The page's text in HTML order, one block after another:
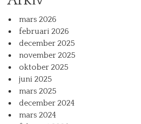
mars 2026
februari 2026
december 2025
november 2025
oktober 2025
juni 2025
mars 2025
december 2024
mars 2024